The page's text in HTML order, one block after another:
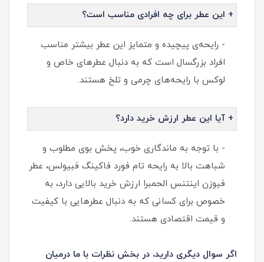
+ این عطر برای چه افرادی مناسب است؟
- رایحه‌ی پیچیده و متمایز این عطر بیشتر مناسب
افراد بزرگسال است که به دنبال عطرهای خاص و
لوکس با رایحه‌های چرمی و تلخ هستند.
+ آیا این عطر ارزش خرید دارد؟
- با توجه به ماندگاری خوب، پخش بوی مطلوب و
شباهت بالا به رایحه تام فورد فاکینگ فبیولس، عطر
فیوزن اینتنس الحمبرا ارزش خرید بالایی دارد، به
خصوص برای کسانی که به دنبال عطرهایی با کیفیت
و قیمت اقتصادی هستند.
اگر سوال دیگری دارید، در بخش نظرات با ما درمیان